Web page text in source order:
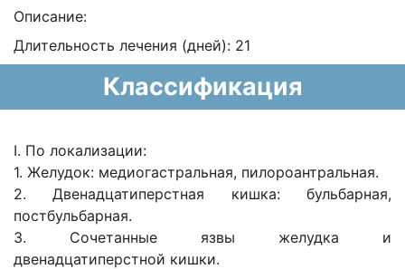
Описание:
Длительность лечения (дней): 21
Классификация
I. По локализации:
1. Желудок: медиогастральная, пилороантральная.
2. Двенадцатиперстная кишка: бульбарная,
постбульбарная.
3. Сочетанные язвы желудка и
двенадцатиперстной кишки.